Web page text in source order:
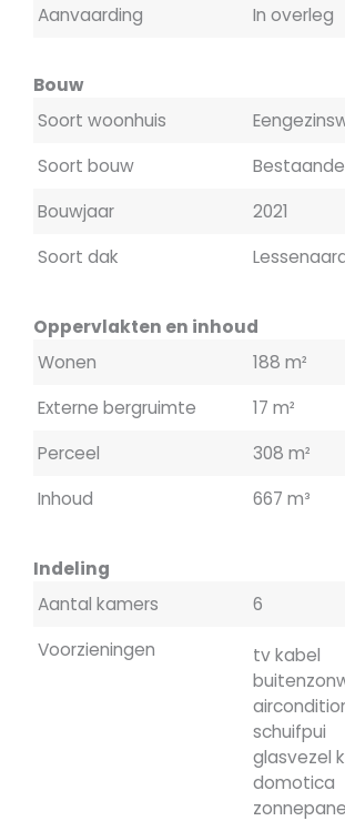
Aanvaarding
In overleg
Bouw
Soort woonhuis
Soort bouw
Bouwjaar
2021
Soort dak
Oppervlakten en inhoud
Wonen
188 m²
Externe bergruimte
17 m²
Perceel
308 m²
Inhoud
667 m³
Indeling
Aantal kamers
6
Voorzieningen
tv kabel
schuifpui
glasvezel
domotica